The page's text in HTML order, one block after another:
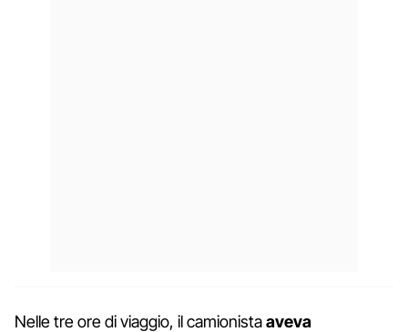
Nelle tre ore di viaggio, il camionistaaveva